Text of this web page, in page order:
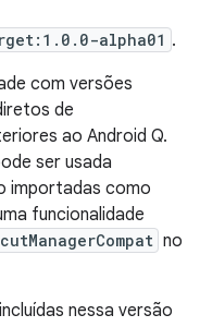
alpha01 .
com versões
de
ao Android Q.
ser usada
importadas como
funcionalidade
no
nessa versão